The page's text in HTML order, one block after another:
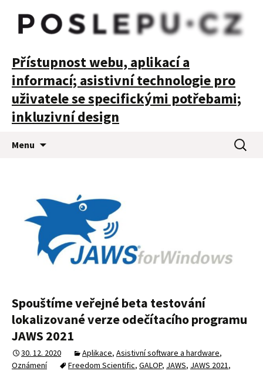
POSLEPU
Přístupnost webu, aplikací a
informací; asistivní technologie pro
uživatele se specifickými potřebami;
inkluzivní design
Menu
Spouštíme veřejné beta testování
lokalizované verze odečítacího programu
JAWS 2021
30. 12. 2020 Aplikace, Asistivní software a hardware,
Oznámení
Freedom Scientific, GALOP, JAWS, JAWS 2021,